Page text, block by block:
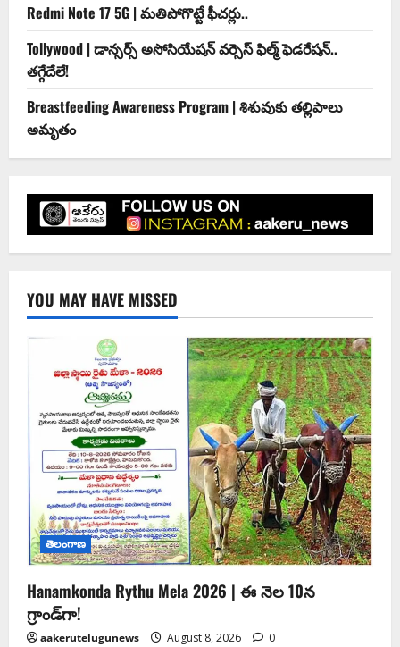
Redmi Note 17 5G | మతిపోగొట్టే ఫీచర్లు..
Tollywood | డాన్సర్స్ అసోసియేషన్ వర్సెస్ ఫిల్మ్ ఫెడరేషన్..
తగ్గేదేలే!
Breastfeeding Awareness Program | శిశువుకు తల్లిపాలు
అమృతం
YOU MAY HAVE MISSED
తెలంగాణ
Hanamkonda Rythu Mela 2026 | ఈ నెల 10న
గ్రాండ్‌గా!
aakerutelugunews August 8, 2026 0